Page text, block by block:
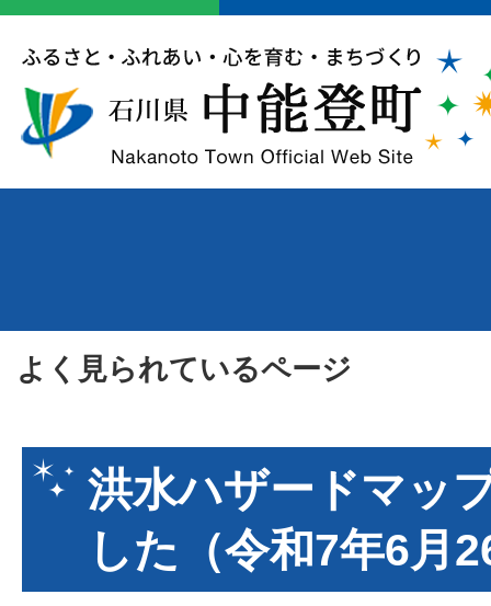
よく見られているページ
洪水ハザードマッ
した（令和7年6月